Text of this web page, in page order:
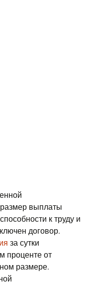
размер выплаты
к труду и
договор.
за сутки
проценте от
размере.